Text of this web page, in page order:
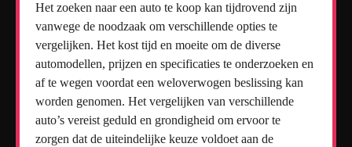
Het zoeken naar een auto te koop kan tijdrovend zijn
vanwege de noodzaak om verschillende opties te
vergelijken. Het kost tijd en moeite om de diverse
automodellen, prijzen en specificaties te onderzoeken en
af te wegen voordat een weloverwogen beslissing kan
worden genomen. Het vergelijken van verschillende
auto’s vereist geduld en grondigheid om ervoor te
zorgen dat de uiteindelijke keuze voldoet aan de